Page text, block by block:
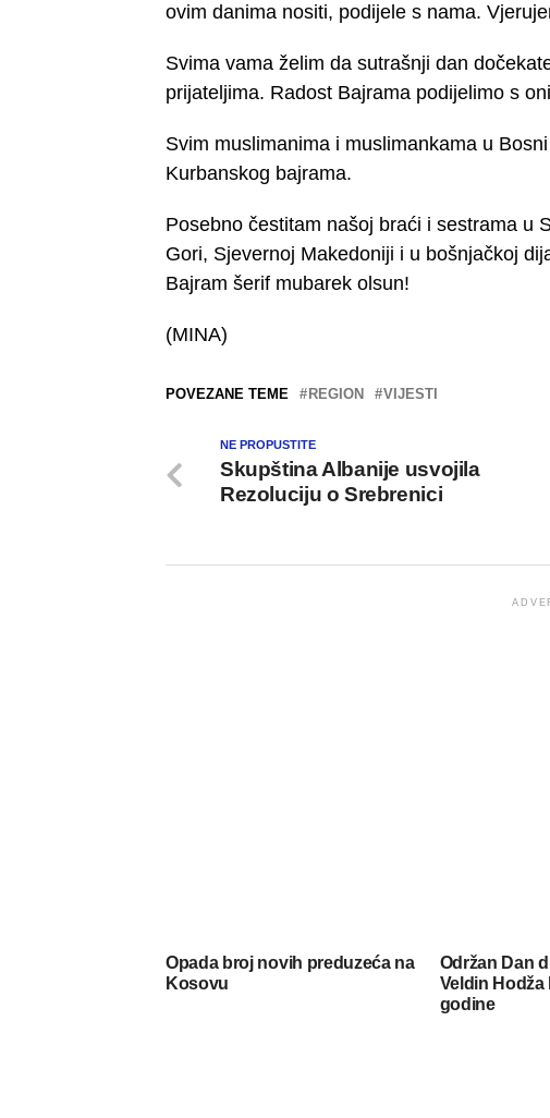
ovim danima nositi, podijele s nama.
Svima vama želim da sutrašnji dan
prijateljima. Radost Bajrama podijelimo s
Svim muslimanima i muslimankama u
Kurbanskog bajrama.
Posebno čestitam našoj braći i sestrama u
Gori, Sjevernoj Makedoniji i u bošnjačkoj
Bajram šerif mubarek olsun!
(MINA)
POVEZANE TEME REGION VIJESTI
NE PROPUSTITE
Skupština Albanije usvojila
Rezoluciju o Srebrenici
Opada broj novih preduzeća na
Kosovu
Održan Dan
Veldin Hodža
godine